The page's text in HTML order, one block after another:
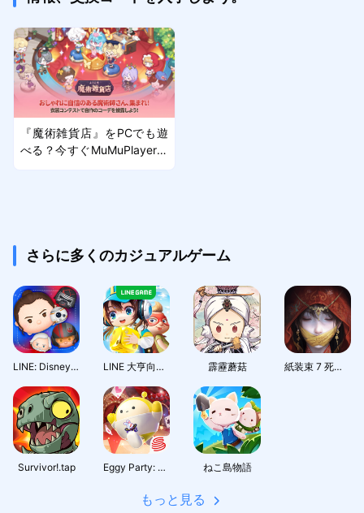
『魔術雑貨店』をPCでも遊
べる？今すぐMuMuPlayerで
さらに多くのカジュアルゲーム
LINE: Disney Tsum Tsum LINE 大亨向前衝 霹靂蘑菇 紙装束 7 死の絆
Survivor!.tap Eggy Party: Trendy Party Game ねこ島物語
もっと見る